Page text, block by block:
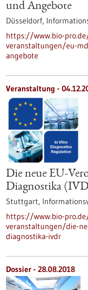
und Angebote
Düsseldorf,
https://www.bio-
veranstaltungen/eu-
angebote
Veranstaltung -
Die neue EU-
Diagnostika
Stuttgart,
https://www.bio-
veranstaltungen/die-
diagnostika-ivdr
Dossier - 28.08.2018